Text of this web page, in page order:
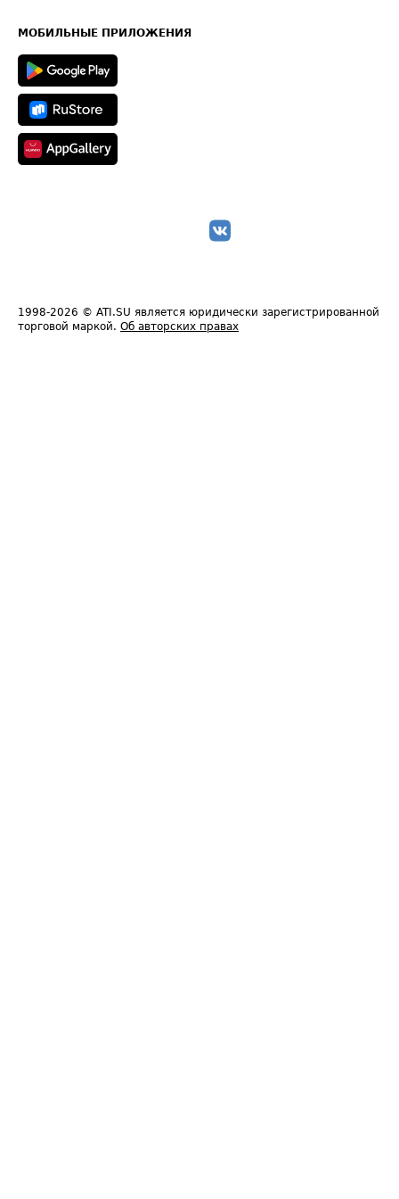
Техническая информация
МОБИЛЬНЫЕ ПРИЛОЖЕНИЯ
1998-2026 © ATI.SU является юридически зарегистрированной
торговой маркой. Об авторских правах